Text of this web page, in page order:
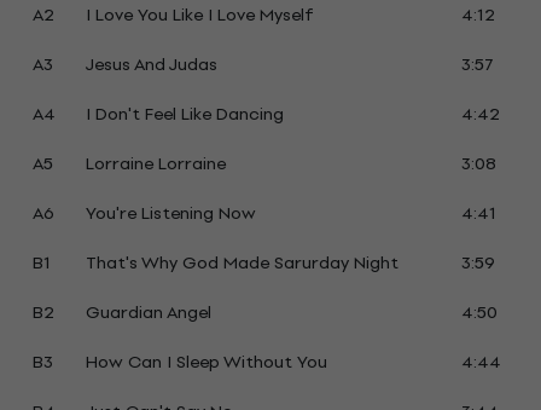
A2
I Love You Like I Love Myself
4:12
A3
Jesus And Judas
3:57
A4
I Don't Feel Like Dancing
4:42
A5
Lorraine Lorraine
3:08
A6
You're Listening Now
4:41
B1
That's Why God Made Sarurday Night
3:59
B2
Guardian Angel
4:50
B3
How Can I Sleep Without You
4:44